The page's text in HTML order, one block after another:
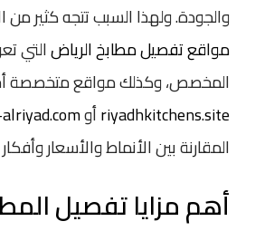
والجودة. ولهذا السبب تتجه كثير من
مواقع تفصيل مطابخ الرياضالتي
المخصص، وكذلك مواقع متخصصة
riyadhkitchens.siteأو
المقارنة بين الأنماط والأسعار
أهم مزايا تفصيل